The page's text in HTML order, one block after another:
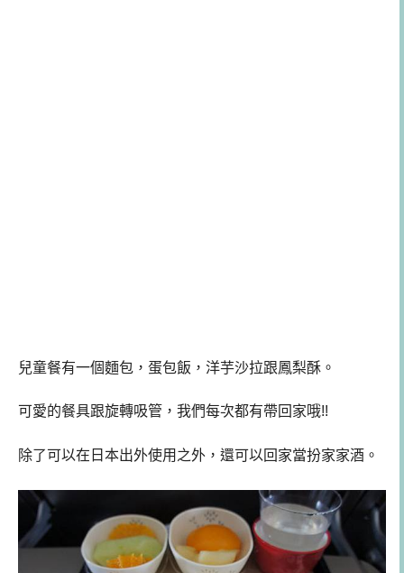
兒童餐有一個麵包，蛋包飯，洋芋沙拉跟鳳梨酥。
可愛的餐具跟旋轉吸管，我們每次都有帶回家哦!!
除了可以在日本出外使用之外，還可以回家當扮家家酒。